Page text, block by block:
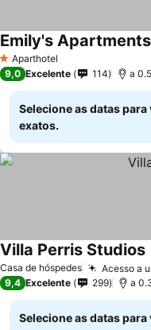
1 Estrelas
Aparthotel
Emily's Apartments
9,0 Excelente 114 a
Selecione as datas
exatos.
Casa de hóspedes Acesso a
Villa Perris Studios
9,4 Excelente 299 a
Selecione as datas